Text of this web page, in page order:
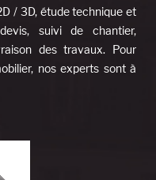
/ 3D, étude technique et
suivi de chantier,
des travaux. Pour
nos experts sont à